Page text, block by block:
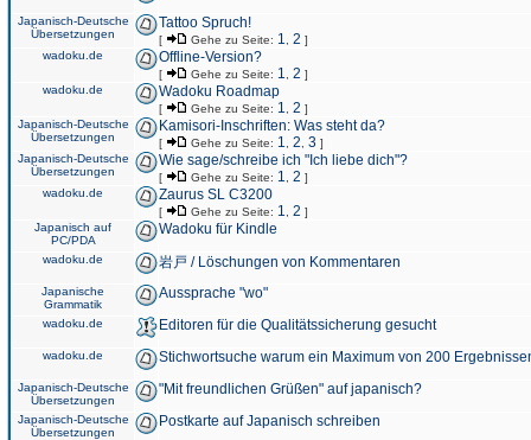
Japanisch-Deutsche
Übersetzungen
Tattoo Spruch!
[ Gehe zu Seite: 1 2 ]
wadoku.de
Offline-Version?
[ Gehe zu Seite: 1 2 ]
wadoku.de
Wadoku Roadmap
[ Gehe zu Seite: 1 2 ]
Japanisch-Deutsche
Übersetzungen
Kamisori-Inschriften: Was steht da?
[ Gehe zu Seite: 1 2 3 ]
Japanisch-Deutsche
Übersetzungen
Wie sage/schreibe ich "Ich liebe dich"?
[ Gehe zu Seite: 1 2 ]
wadoku.de
Zaurus SL C3200
[ Gehe zu Seite: 1 2 ]
Japanisch auf
PC/PDA
Wadoku für Kindle
wadoku.de 岩戸 / Löschungen von Kommentaren
Japanische
Grammatik
Aussprache "wo"
wadoku.de Editoren für die Qualitätssicherung gesucht
wadoku.de Stichwortsuche warum ein Maximum von 200
Japanisch-Deutsche
Übersetzungen
"Mit freundlichen Grüßen" auf japanisch?
Japanisch-Deutsche
Übersetzungen
Postkarte auf Japanisch schreiben